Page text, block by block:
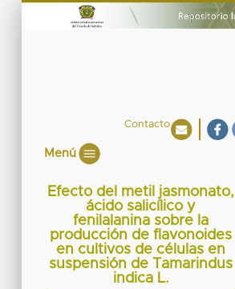
Contacto
Menú
Efecto del metil jasmonato,
ácido salicílico y
fenilalanina sobre la
producción de flavonoides
en cultivos de células en
suspensión de Tamarindus
indica L.